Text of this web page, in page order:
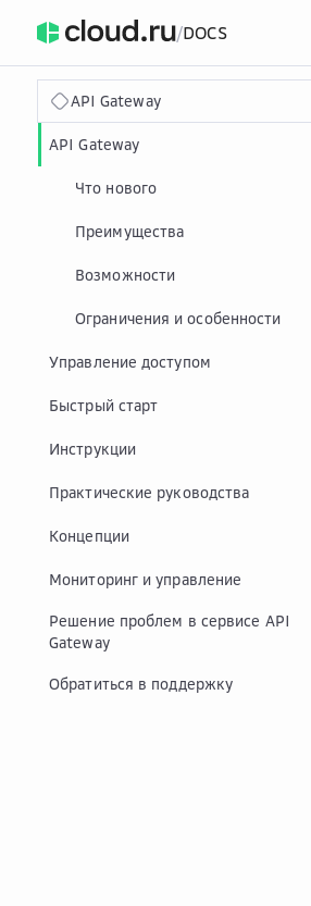
/DOCS
API Gateway
API Gateway
Что нового
Преимущества
Возможности
Ограничения и особенности
Управление доступом
Быстрый старт
Инструкции
Практические руководства
Концепции
Мониторинг и управление
Решение проблем в сервисе API
Gateway
Обратиться в поддержку